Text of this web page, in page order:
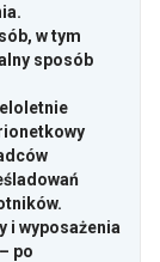
w tym
sposób
i wyposażenia
po